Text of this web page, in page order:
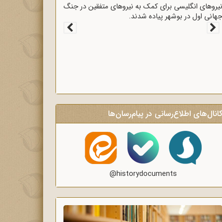
قرارداد 1919 که عملاً ایران را مستعمره انگلستان می‌کرد،
وسیله وثوق‌الدوله با انگلیسی‌ها امضا شد.
اطلاع‌رسانی در پیام‌رسان‌ها
@historydocuments